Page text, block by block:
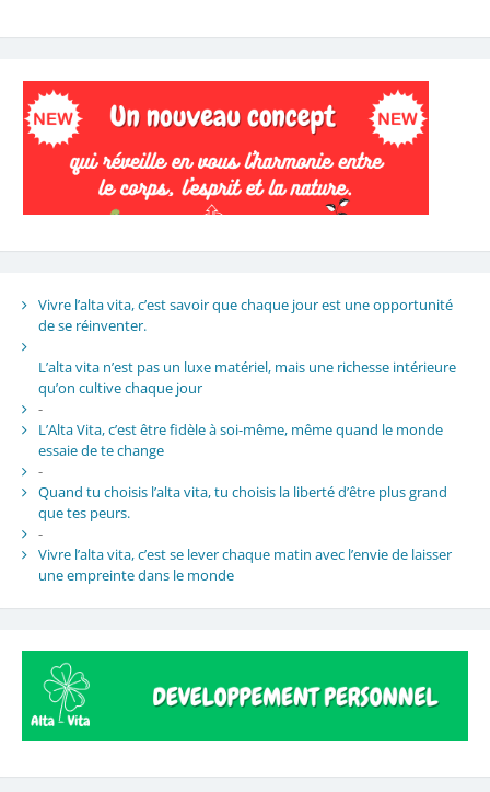
Vivre l’alta vita, c’est savoir que chaque jour est une opportunité
de se réinventer.
L’alta vita n’est pas un luxe matériel, mais une richesse intérieure
qu’on cultive chaque jour
-
L’Alta Vita, c’est être fidèle à soi-même, même quand le monde
essaie de te change
-
Quand tu choisis l’alta vita, tu choisis la liberté d’être plus grand
que tes peurs.
-
Vivre l’alta vita, c’est se lever chaque matin avec l’envie de laisser
une empreinte dans le monde